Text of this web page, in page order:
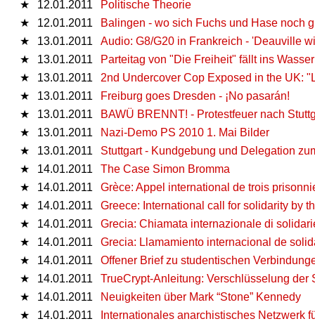
★
12.01.2011
Politische Theorie
★
12.01.2011
Balingen - wo sich Fuchs und Hase noch
★
13.01.2011
Audio: G8/G20 in Frankreich - 'Deauville
★
13.01.2011
Parteitag von "Die Freiheit" fällt ins Wasser
★
13.01.2011
2nd Undercover Cop Exposed in the UK:
★
13.01.2011
Freiburg goes Dresden - ¡No pasarán!
★
13.01.2011
BAWÜ BRENNT! - Protestfeuer nach
★
13.01.2011
Nazi-Demo PS 2010 1. Mai Bilder
★
13.01.2011
Stuttgart - Kundgebung und Delegation
★
14.01.2011
The Case Simon Bromma
★
14.01.2011
Grèce: Appel international de trois
★
14.01.2011
Greece: International call for solidarity by
★
14.01.2011
Grecia: Chiamata internazionale di
★
14.01.2011
Grecia: Llamamiento internacional de
★
14.01.2011
Offener Brief zu studentischen
★
14.01.2011
TrueCrypt-Anleitung: Verschlüsselung der
★
14.01.2011
Neuigkeiten über Mark “Stone” Kennedy
★
14.01.2011
Internationales anarchistisches Netzwerk